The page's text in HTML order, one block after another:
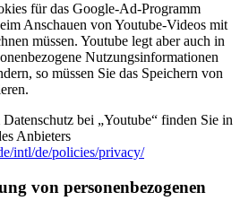
für das Google-Ad-Programm
Anschauen von Youtube-Videos mit
müssen. Youtube legt aber auch in
Nutzungsinformationen
so müssen Sie das Speichern von
bei „Youtube“ finden Sie in
Anbieters
intl/de/policies/privacy/
von personenbezogenen